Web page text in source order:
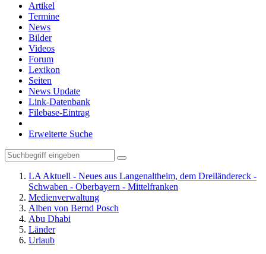
Artikel
Termine
News
Bilder
Videos
Forum
Lexikon
Seiten
News Update
Link-Datenbank
Filebase-Eintrag
Erweiterte Suche
LA Aktuell - Neues aus Langenaltheim, dem Dreiländereck -
Schwaben - Oberbayern - Mittelfranken
Medienverwaltung
Alben von Bernd Posch
Abu Dhabi
Länder
Urlaub